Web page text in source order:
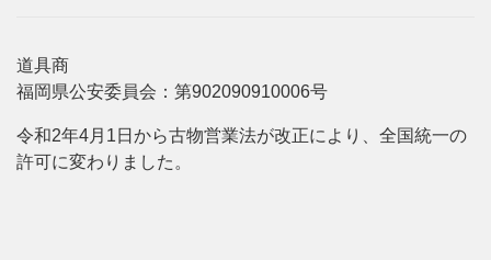
道具商
福岡県公安委員会：第902090910006号
令和2年4月1日から古物営業法が改正により、全国統一の
許可に変わりました。